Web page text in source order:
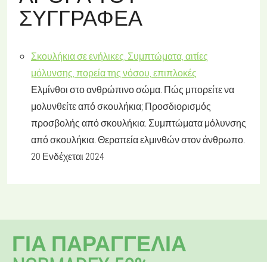
ΣΥΓΓΡΑΦΈΑ
Σκουλήκια σε ενήλικες. Συμπτώματα, αιτίες
μόλυνσης, πορεία της νόσου, επιπλοκές
Ελμίνθοι στο ανθρώπινο σώμα. Πώς μπορείτε να
μολυνθείτε από σκουλήκια; Προσδιορισμός
προσβολής από σκουλήκια. Συμπτώματα μόλυνσης
από σκουλήκια. Θεραπεία ελμινθών στον άνθρωπο.
20 Ενδέχεται 2024
ΓΙΑ ΠΑΡΑΓΓΕΛΊΑ